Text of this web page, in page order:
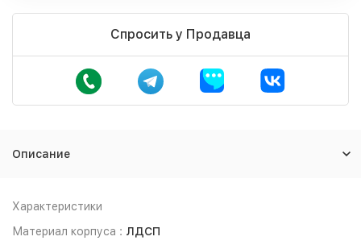
Спросить у Продавца
Описание
Характеристики
Материал корпуса : ЛДСП